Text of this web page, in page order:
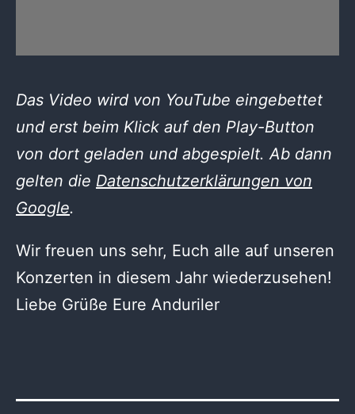
Das Video wird von YouTube eingebettet
und erst beim Klick auf den Play-Button
von dort geladen und abgespielt. Ab dann
gelten die Datenschutzerklärungen von
Google.
Wir freuen uns sehr, Euch alle auf unseren
Konzerten in diesem Jahr wiederzusehen!
Liebe Grüße Eure Anduriler